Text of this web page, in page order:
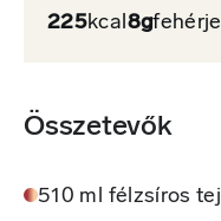
225kcal 8gfehérje
Összetevők
510 ml félzsíros tej